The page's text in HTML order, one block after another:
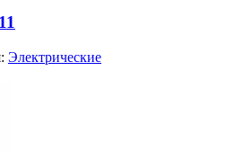
Электрические